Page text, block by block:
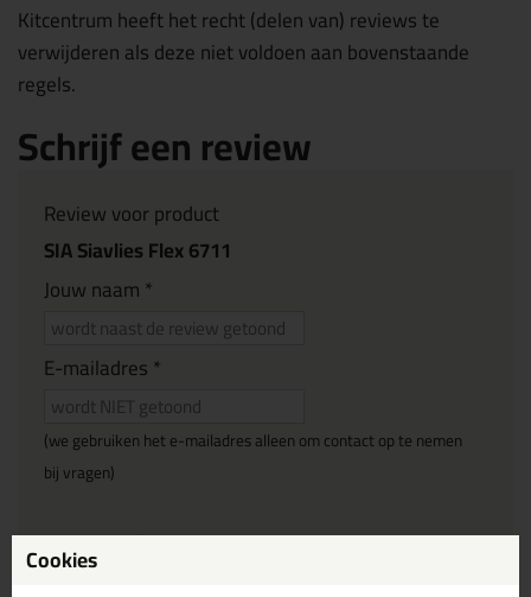
Kitcentrum heeft het recht (delen van) reviews te
verwijderen als deze niet voldoen aan bovenstaande
regels.
Schrijf een review
Review voor product
SIA Siavlies Flex 6711
Jouw naam *
E-mailadres *
(we gebruiken het e-mailadres alleen om contact op te nemen
bij vragen)
Reviewtitel *
Cookies